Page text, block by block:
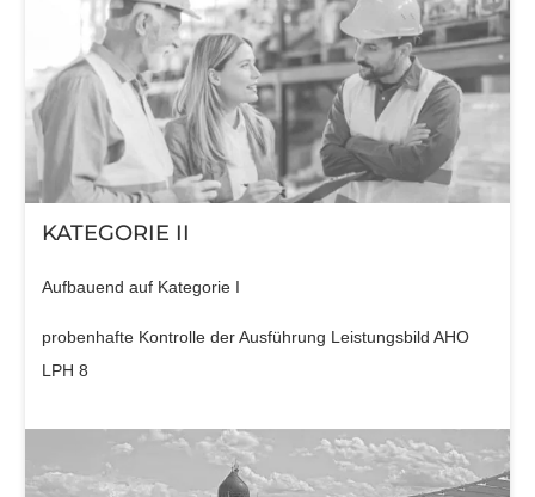
KATEGORIE II
Aufbauend auf Kategorie I
probenhafte Kontrolle der Ausführung Leistungsbild AHO
LPH 8